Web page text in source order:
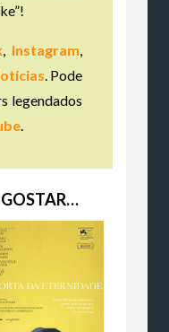
, Instagram
. Pode
legendados